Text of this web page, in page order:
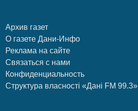
Архив газет
О газете Дани-Инфо
Реклама на сайте
Связаться с нами
Конфиденциальность
Структура власності «Дані FM 99.3»